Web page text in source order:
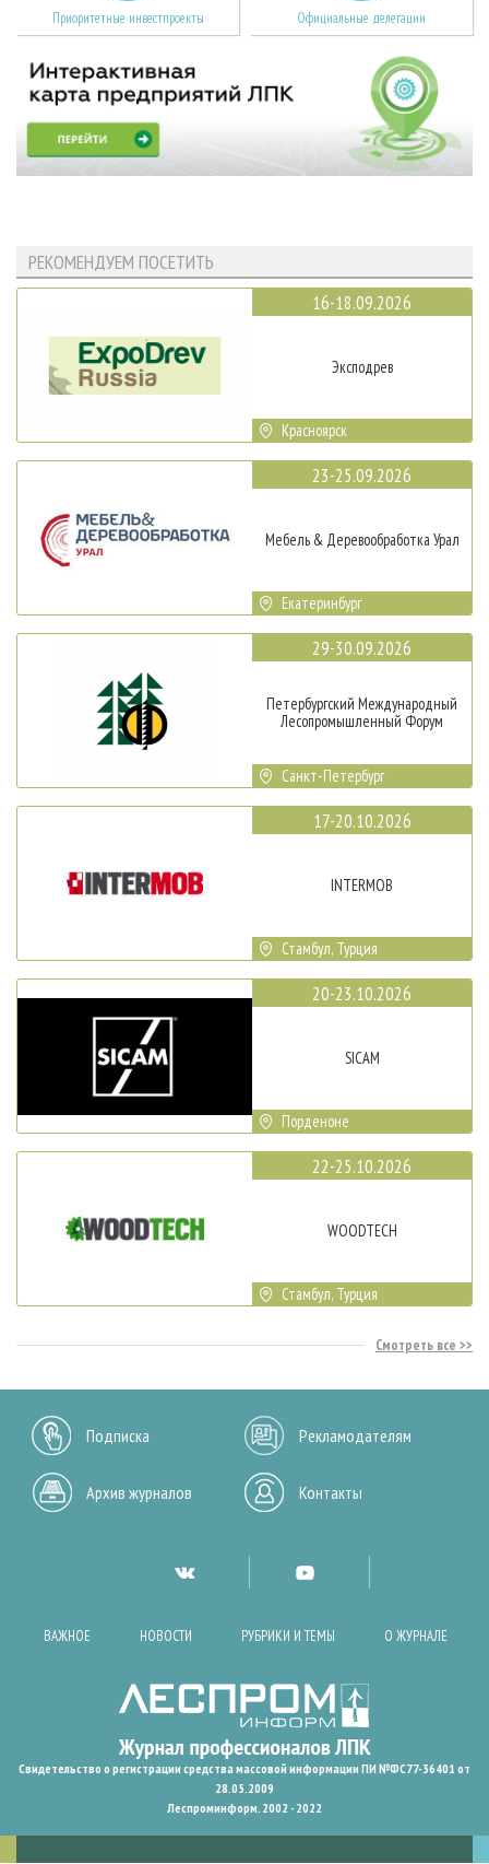
Приоритетные инвестпроекты Официальные делегации
РЕКОМЕНДУЕМ ПОСЕТИТЬ
16-18.09.2026
Эксподрев
Красноярск
23-25.09.2026
Мебель & Деревообработка Урал
Екатеринбург
29-30.09.2026
Петербургский Международный
Лесопромышленный Форум
Санкт-Петербург
17-20.10.2026
INTERMOB
Стамбул, Турция
20-23.10.2026
SICAM
Порденоне
22-25.10.2026
WOODTECH
Стамбул, Турция
Смотреть все
Подписка Рекламодателям
Архив журналов Контакты
ВАЖНОЕ НОВОСТИ РУБРИКИ И ТЕМЫ О ЖУРНАЛЕ
Свидетельство о регистрации средства массовой информации ПИ №ФС77-36401 от
28.05.2009
Леспроминформ. 2002 - 2022